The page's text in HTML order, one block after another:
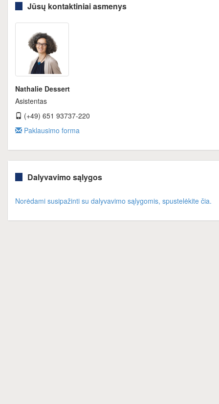
Jūsų kontaktiniai asmenys
Nathalie Dessert
Asistentas
(+49) 651 93737-220
Paklausimo forma
Dalyvavimo sąlygos
Norėdami susipažinti su dalyvavimo sąlygomis, spustelėkite čia.